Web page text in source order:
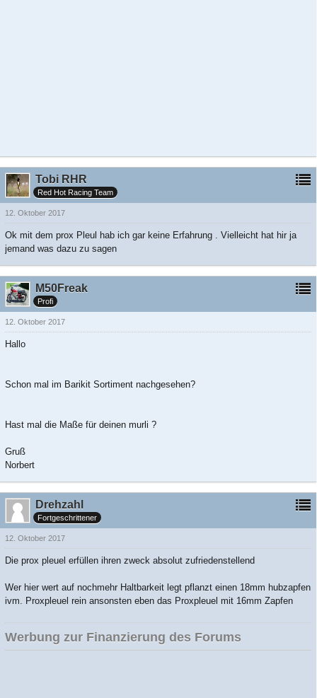
Tobi RHR
Red Hot Racing Team
12. Oktober 2017
Ok mit dem prox Pleul hab ich gar keine Erfahrung . Vielleicht hat hir ja
jemand was dazu zu sagen
M50Freak
Profi
12. Oktober 2017
Hallo
Schon mal im Barikit Sortiment nachgesehen?
Hast mal die Maße für deinen murli ?
Gruß
Norbert
Drehzahl
Fortgeschrittener
12. Oktober 2017
Die prox pleuel erfüllen ihren zweck absolut zufriedenstellend
Wer hier wert auf nochmehr Haltbarkeit legt pflanzt einen 18mm hubzapfen
ivm. Proxpleuel rein ansonsten eben das Proxpleuel mit 16mm Zapfen
Werbung zur Finanzierung des Forums